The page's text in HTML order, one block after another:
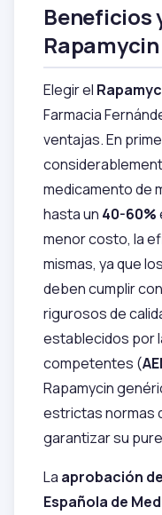
Beneficios
Elegir el
Farmacia
ventajas. En
medicamento de
hasta un 40-60%
menor costo, la
mismas, ya que
deben cumplir
rigurosos de
establecidos por
competentes (
Rapamycin
estrictas normas
garantizar su
La aprobación
Española de